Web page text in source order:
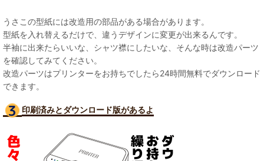
うさこの型紙には改造用の部品がある場合があります。
型紙を入れ替えるだけで、違うデザインに変更が出来るんです。
半袖に出来たらいいな、シャツ襟にしたいな、そんな時は改造パーツ
を確認してみてください。
改造パーツはプリンターをお持ちでしたら24時間無料でダウンロード
できます。
印刷済みとダウンロード版があるよ